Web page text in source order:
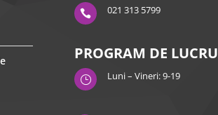
 021 313 5799
PROGRAM DE LUCRU
} Luni – Vineri: 9-19